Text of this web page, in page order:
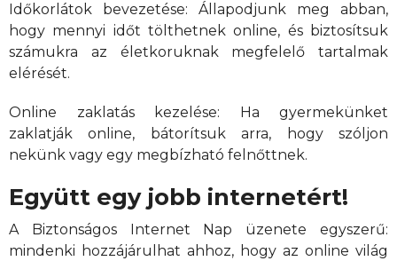
Időkorlátok bevezetése: Állapodjunk meg abban,
hogy mennyi időt tölthetnek online, és biztosítsuk
számukra az életkoruknak megfelelő tartalmak
elérését.
Online zaklatás kezelése: Ha gyermekünket
zaklatják online, bátorítsuk arra, hogy szóljon
nekünk vagy egy megbízható felnőttnek.
Együtt egy jobb internetért!
A Biztonságos Internet Nap üzenete egyszerű:
mindenki hozzájárulhat ahhoz, hogy az online világ